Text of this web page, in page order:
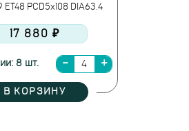
ET48 PCD5x108 DIA63.4
17 880 ₽
8 шт.
В КОРЗИНУ